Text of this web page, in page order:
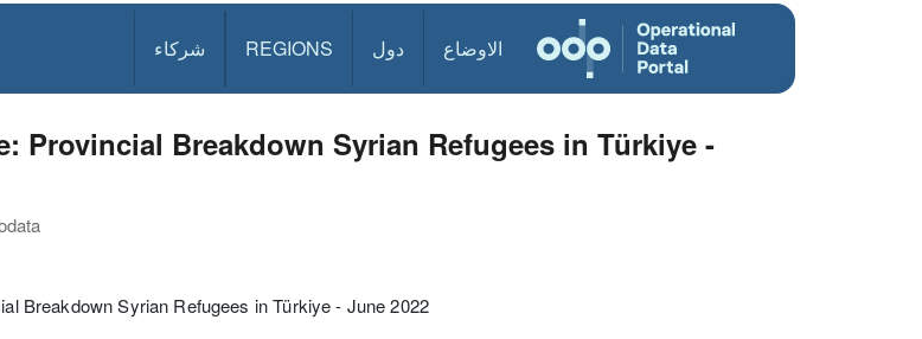
الاوضاع دول REGIONS شركاء
Provincial Breakdown Syrian Refugees in Türkiye -
Breakdown Syrian Refugees in Türkiye - June 2022